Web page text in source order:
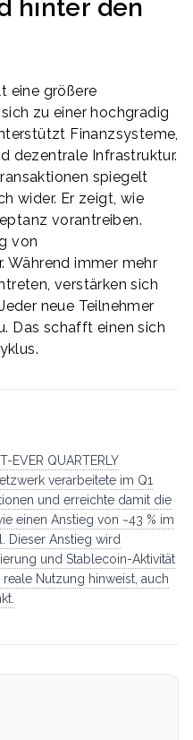
hinter den
eine größere
zu einer hochgradig
Finanzsysteme,
dezentrale Infrastruktur.
spiegelt
wider. Er zeigt, wie
vorantreiben.
von
Während immer mehr
verstärken sich
neue Teilnehmer
Das schafft einen sich
EVER QUARTERLY
verarbeitete im Q1
und erreichte damit die
einen Anstieg von ~43 % im
Dieser Anstieg wird
und Stablecoin-Aktivität
Nutzung hinweist, auch